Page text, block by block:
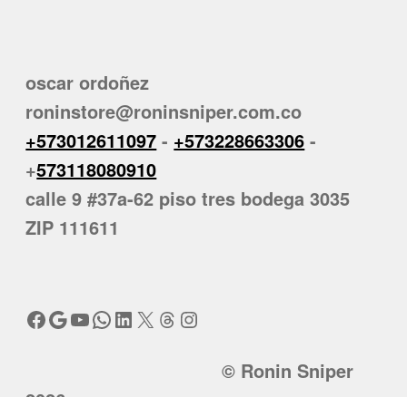
oscar ordoñez
roninstore@roninsniper.com.co
+573012611097 - +573228663306 -
+573118080910
calle 9 #37a-62 piso tres bodega 3035
ZIP 111611
Facebook
Google
YouTube
WhatsApp
LinkedIn
X Threads
Instagram
© Ronin Sniper